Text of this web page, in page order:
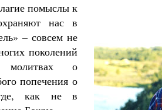
помыслы к
нас в
– совсем не
поколений
молитвах о
попечения о
как не в